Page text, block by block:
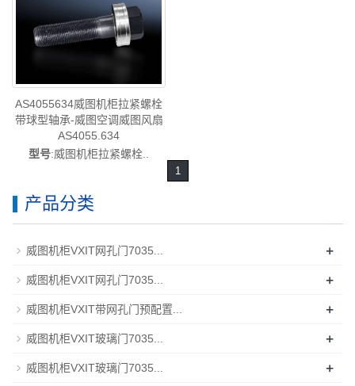
AS4055634威图机柜拉紧螺栓
带球型轴承-威图空调威图风扇
AS4055.634
型号:威图机柜拉紧螺栓..
1
产品分类
威图机柜VXIT网孔门7035... +
威图机柜VXIT网孔门7035... +
威图机柜VXIT带网孔门预配置... +
威图机柜VXIT玻璃门7035... +
威图机柜VXIT玻璃门7035... +